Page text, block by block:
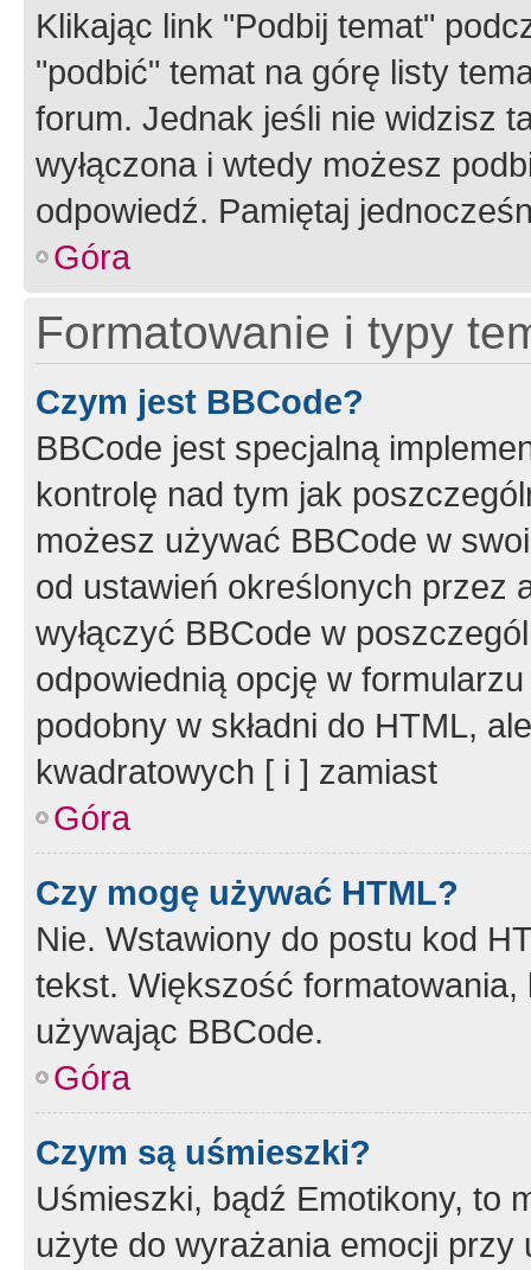
Klikając link "Podbij temat"
"podbić" temat na górę listy
forum. Jednak jeśli nie widzisz
wyłączona i wtedy możesz
odpowiedź. Pamiętaj
Góra
Formatowanie i typy
Czym jest BBCode?
BBCode jest specjalną
kontrolę nad tym jak
możesz używać BBCode w
od ustawień określonych przez
wyłączyć BBCode w
odpowiednią opcję w
podobny w składni do HTML,
kwadratowych [ i ] zamiast
Góra
Czy mogę używać HTML?
Nie. Wstawiony do postu kod
tekst. Większość
używając BBCode.
Góra
Czym są uśmieszki?
Uśmieszki, bądź Emotikony, to
użyte do wyrażania emocji